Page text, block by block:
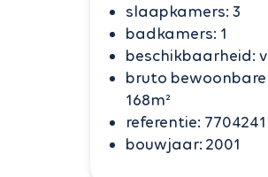
slaapkamers: 3
badkamers: 1
beschikbaarheid:
bruto
168m²
referentie: 7704241
bouwjaar: 2001